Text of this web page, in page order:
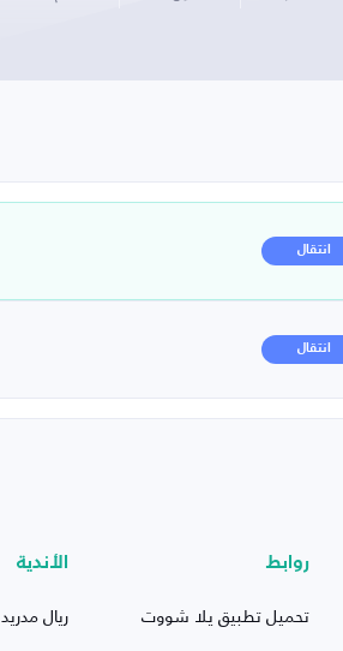
انتقال
انتقال
روابط
تحميل تطبيق يلا شووت
الأندية
ريال مدريد